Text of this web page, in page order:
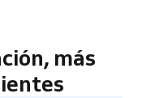
más